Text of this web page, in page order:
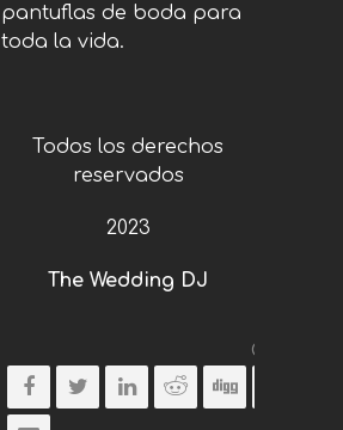
pantuflas de boda para
toda la vida.
Todos los derechos
reservados
2023
The Wedding DJ